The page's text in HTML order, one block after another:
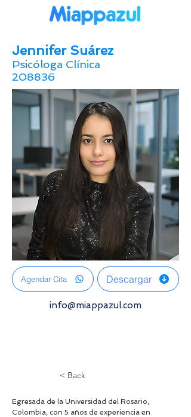
Jennifer Suárez
Psicóloga Clínica
208836
Agendar Cita Descargar
info@miappazul.com
< Back
Egresada de la Universidad del Rosario,
Colombia, con 5 años de experiencia en